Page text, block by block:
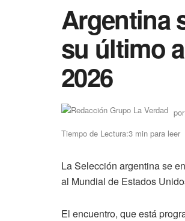
Argentina
su último
2026
por
Tiempo de Lectura:3 min para leer
La Selección argentina se
al Mundial de Estados
El encuentro, que está